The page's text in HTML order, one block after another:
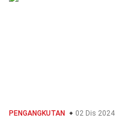
PENGANGKUTAN 02 Dis 2024